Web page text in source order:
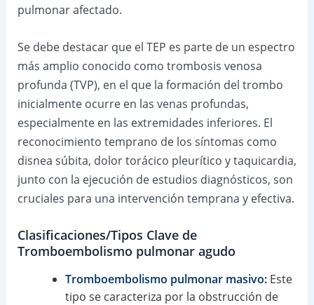
pulmonar afectado.
Se debe destacar que el TEP es parte de un espectro
más amplio conocido como trombosis venosa
profunda (TVP), en el que la formación del trombo
inicialmente ocurre en las venas profundas,
especialmente en las extremidades inferiores. El
reconocimiento temprano de los síntomas como
disnea súbita, dolor torácico pleurítico y taquicardia,
junto con la ejecución de estudios diagnósticos, son
cruciales para una intervención temprana y efectiva.
Clasificaciones/Tipos Clave de
Tromboembolismo pulmonar agudo
Tromboembolismo pulmonar masivo:Este
tipo se caracteriza por la obstrucción de